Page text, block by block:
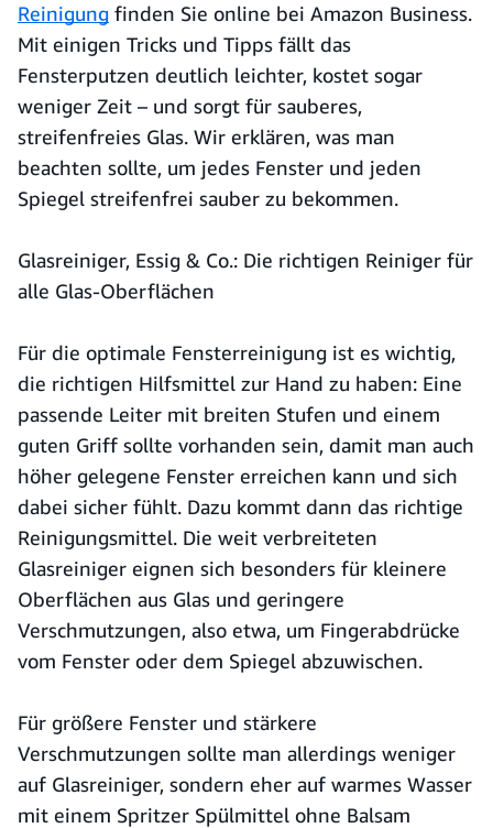
Reinigung finden Sie online bei Amazon Business.
Mit einigen Tricks und Tipps fällt das
Fensterputzen deutlich leichter, kostet sogar
weniger Zeit – und sorgt für sauberes,
streifenfreies Glas. Wir erklären, was man
beachten sollte, um jedes Fenster und jeden
Spiegel streifenfrei sauber zu bekommen.
Glasreiniger, Essig & Co.: Die richtigen Reiniger für
alle Glas-Oberflächen
Für die optimale Fensterreinigung ist es wichtig,
die richtigen Hilfsmittel zur Hand zu haben: Eine
passende Leiter mit breiten Stufen und einem
guten Griff sollte vorhanden sein, damit man auch
höher gelegene Fenster erreichen kann und sich
dabei sicher fühlt. Dazu kommt dann das richtige
Reinigungsmittel. Die weit verbreiteten
Glasreiniger eignen sich besonders für kleinere
Oberflächen aus Glas und geringere
Verschmutzungen, also etwa, um Fingerabdrücke
vom Fenster oder dem Spiegel abzuwischen.
Für größere Fenster und stärkere
Verschmutzungen sollte man allerdings weniger
auf Glasreiniger, sondern eher auf warmes Wasser
mit einem Spritzer Spülmittel ohne Balsam